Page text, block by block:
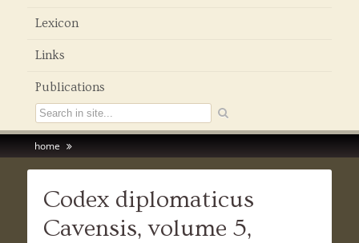
Lexicon
Links
Publications
home
Codex diplomaticus
Cavensis, volume 5,